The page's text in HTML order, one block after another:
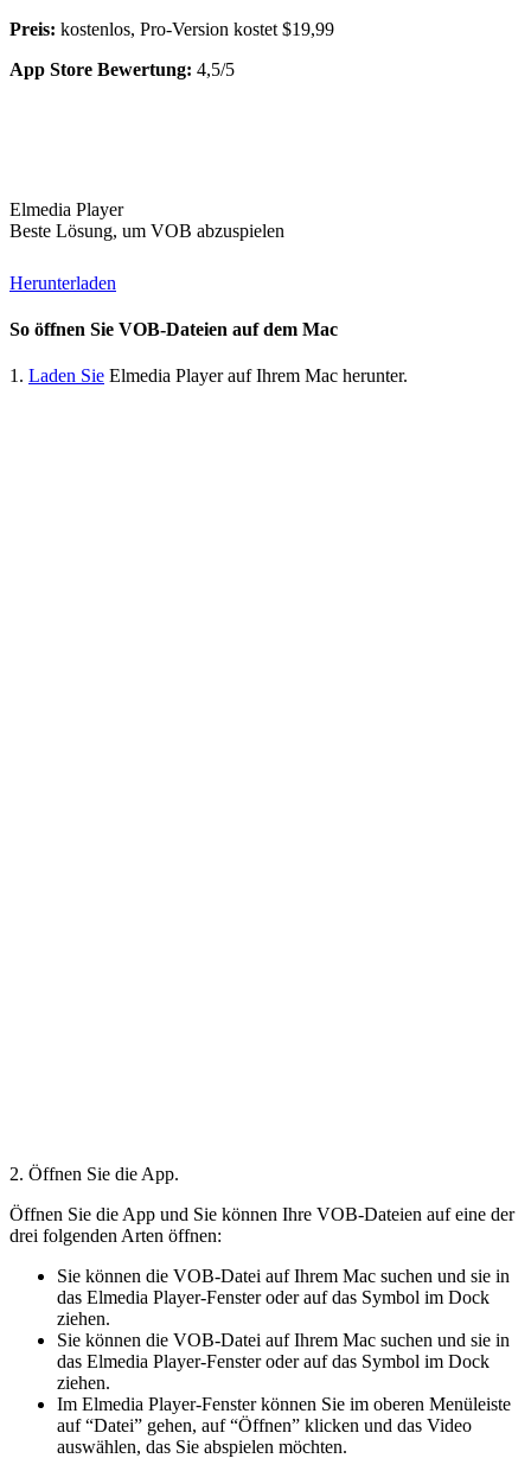
Preis: kostenlos, Pro-Version kostet $19,99
App Store Bewertung: 4,5/5
Elmedia Player
Beste Lösung, um VOB abzuspielen
Herunterladen
So öffnen Sie VOB-Dateien auf dem Mac
1. Laden Sie Elmedia Player auf Ihrem Mac herunter.
2. Öffnen Sie die App.
Öffnen Sie die App und Sie können Ihre VOB-Dateien auf eine der
drei folgenden Arten öffnen:
Sie können die VOB-Datei auf Ihrem Mac suchen und sie in
das Elmedia Player-Fenster oder auf das Symbol im Dock
ziehen.
Sie können die VOB-Datei auf Ihrem Mac suchen und sie in
das Elmedia Player-Fenster oder auf das Symbol im Dock
ziehen.
Im Elmedia Player-Fenster können Sie im oberen Menüleiste
auf “Datei” gehen, auf “Öffnen” klicken und das Video
auswählen, das Sie abspielen möchten.